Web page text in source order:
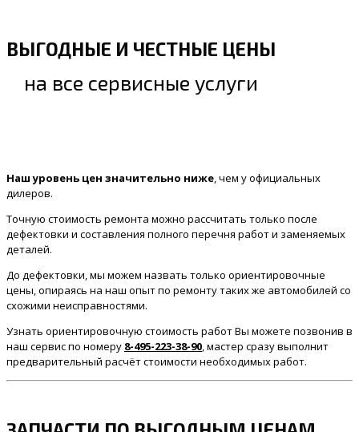
ВЫГОДНЫЕ И ЧЕСТНЫЕ ЦЕНЫ
на все сервисные услуги
Наш уровень цен значительно ниже , чем у официальных
дилеров.
Точную стоимость ремонта можно рассчитать только после
дефектовки и составления полного перечня работ и заменяемых
деталей.
До дефектовки, мы можем назвать только ориентировочные
цены, опираясь на наш опыт по ремонту таких же автомобилей со
схожими неисправностями.
Узнать ориентировочную стоимость работ Вы можете позвонив в
наш сервис по номеру 8-495-223-38-90 , мастер сразу выполнит
предварительный расчёт стоимости необходимых работ.